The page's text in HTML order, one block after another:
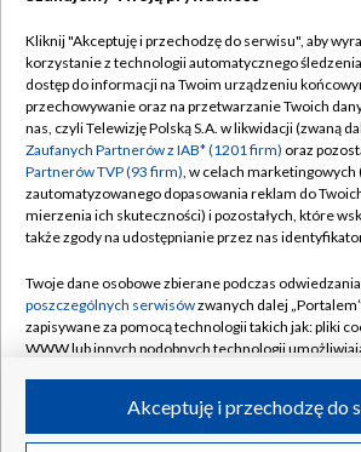
TVP
Abonament TVP
Emisja w TVP
Centrum informacji TVP
Naziemna Telewizja Cyfrowa
Rada Programowa
System NOS
Informacje o nadawcy
Program dla prasy
Regulamin TVP
Polityka
Moje zgody
Pomoc
Kontakt
Kanały
©2026 Telewizja Polska S.A. w
Kliknij "Akceptuję i przechodzę do serwisu", aby
korzystanie z technologii automatycznego
dostęp do informacji na Twoim urządzeniu
przechowywanie oraz na przetwarzanie Twoich
nas, czyli Telewizję Polską S.A. w likwidacji (zwaną
Zaufanych Partnerów z IAB* (1201 firm) oraz
Partnerów TVP (93 firm), w celach marketingowych
zautomatyzowanego dopasowania reklam do
mierzenia ich skuteczności) i pozostałych, które
także zgody na udostępnianie przez nas
Twoje dane osobowe zbierane podczas
poszczególnych serwisówzwanych dalej
zapisywane za pomocą technologii takich jak: pliki
WWW lub innych podobnych technologii
ruchu w Internecie.Akceptuję i przechodzę do